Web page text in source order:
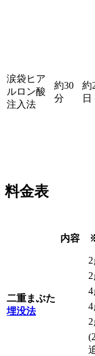
涙袋ヒア
ルロン酸
注入法
約30
分
約
日
料金表
内容 ※
二重まぶた
埋没法